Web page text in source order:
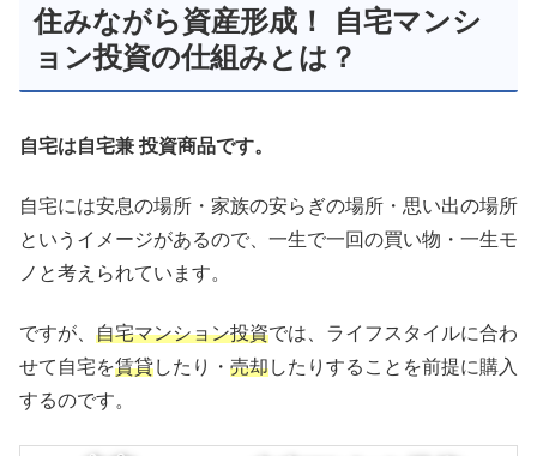
住みながら資産形成！ 自宅マンシ
ョン投資の仕組みとは？
自宅は自宅兼 投資商品です。
自宅には安息の場所・家族の安らぎの場所・思い出の場所
というイメージがあるので、一生で一回の買い物・一生モ
ノと考えられています。
ですが、 自宅マンション投資では、ライフスタイルに合わ
せて自宅を賃貸したり・ 売却したりすることを前提に購入
するのです。